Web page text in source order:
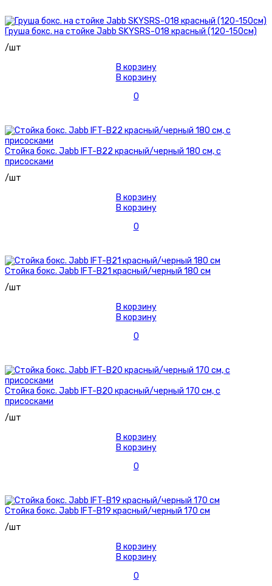
Груша бокс. на стойке Jabb SKYSRS-018 красный (120-150см)
/шт
В корзину
В корзину
0
Стойка бокс. Jabb IFT-B22 красный/черный 180 см, с
присосками
/шт
В корзину
В корзину
0
Стойка бокс. Jabb IFT-B21 красный/черный 180 см
/шт
В корзину
В корзину
0
Стойка бокс. Jabb IFT-B20 красный/черный 170 см, с
присосками
/шт
В корзину
В корзину
0
Стойка бокс. Jabb IFT-B19 красный/черный 170 см
/шт
В корзину
В корзину
0